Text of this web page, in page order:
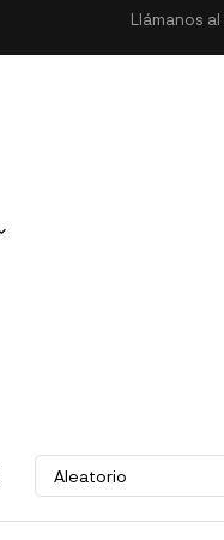
Llámanos al
Aleatorio